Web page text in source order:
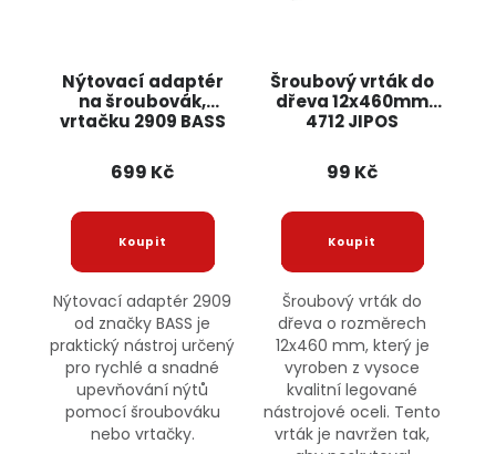
Nýtovací adaptér
na šroubovák,
vrtačku 2909 BASS
699 Kč
Nýtovací adaptér 2909
od značky BASS je
praktický nástroj určený
pro rychlé a snadné
upevňování nýtů
pomocí šroubováku
nebo vrtačky.
Šroubový vrták do
dřeva 12x460mm
4712 JIPOS
99 Kč
Šroubový vrták do
dřeva o rozměrech
12x460 mm, který je
vyroben z vysoce
kvalitní legované
nástrojové oceli. Tento
vrták je navržen tak,